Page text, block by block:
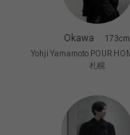
Okawa
173cm
Yohji Yamamoto POUR
札幌